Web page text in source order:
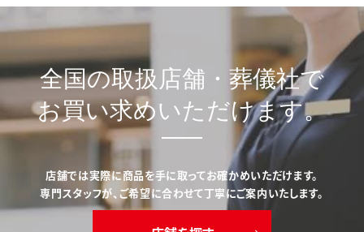
全国の取扱店舗・葬儀社で
お買い求めいただけます。
店舗では実際に商品を手に取ってお確かめいただけます。
専門スタッフが、ご希望に合わせて丁寧にご案内いたします。